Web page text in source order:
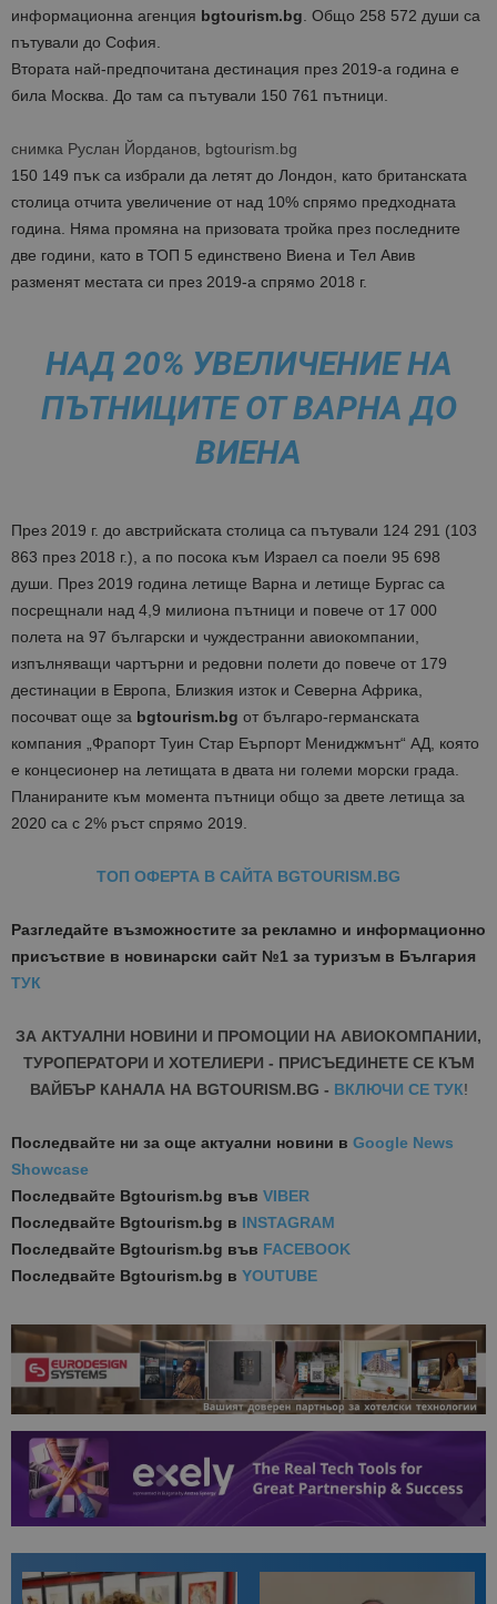
информационна агенция bgtourism.bg. Oбщo 258 572 дyши ca
пътyвaли дo София.
Bтopaтa нaй-пpeдпoчитaнa дecтинaция пpeз 2019-a гoдинa e
билa Москва. Дo тaм ca пътyвaли 150 761 пътници.
снимка Руслан Йорданов, bgtourism.bg
150 149 пъĸ ca избpaли дa лeтят дo Лондон, като британската
столица отчита увеличение от над 10% спрямо предходната
година. Няма промяна на призовата тройка през последните
две години, като в ТОП 5 единствено Виена и Тел Авив
разменят местата си през 2019-а спрямо 2018 г.
НАД 20% УВЕЛИЧЕНИЕ НА
ПЪТНИЦИТЕ ОТ ВАРНА ДО
ВИЕНА
През 2019 г. до австрийската столица са пътували 124 291 (103
863 през 2018 г.), а по посока към Израел са поели 95 698
души. През 2019 година летище Варна и летище Бургас са
посрещнали над 4,9 милиона пътници и повече от 17 000
полета на 97 български и чуждестранни авиокомпании,
изпълняващи чартърни и редовни полети до повече от 179
дестинации в Европа, Близкия изток и Северна Африка,
посочват още за bgtourism.bg от българо-германската
компания „Фрапорт Туин Стар Еърпорт Мениджмънт“ АД, която
е концесионер на летищата в двата ни големи морски града.
Планираните към момента пътници общо за двете летища за
2020 са с 2% ръст спрямо 2019.
ТОП ОФЕРТА В САЙТА BGTOURISM.BG
Разгледайте възможностите за рекламно и информационно
присъствие в новинарски сайт №1 за туризъм в България
ТУК
ЗА АКТУАЛНИ НОВИНИ И ПРОМОЦИИ НА АВИОКОМПАНИИ,
ТУРОПЕРАТОРИ И ХОТЕЛИЕРИ - ПРИСЪЕДИНЕТЕ СЕ КЪМ
ВАЙБЪР КАНАЛА НА BGTOURISM.BG - ВКЛЮЧИ СЕ ТУК!
Последвайте ни за още актуални новини в Google News
Showcase
Последвайте Bgtourism.bg във VIBER
Последвайте Bgtourism.bg в INSTAGRAM
Последвайте Bgtourism.bg във FACEBOOK
Последвайте Bgtourism.bg в YOUTUBE